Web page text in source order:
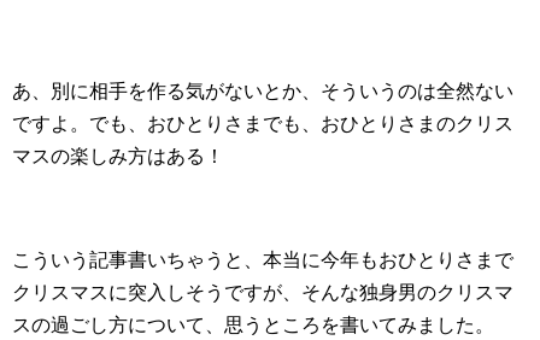
あ、別に相手を作る気がないとか、そういうのは全然ない
ですよ。でも、おひとりさまでも、おひとりさまのクリス
マスの楽しみ方はある！
こういう記事書いちゃうと、本当に今年もおひとりさまで
クリスマスに突入しそうですが、そんな独身男のクリスマ
スの過ごし方について、思うところを書いてみました。